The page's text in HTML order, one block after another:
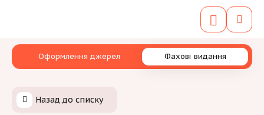
Оформлення джерел Фахові видання
Назад до списку